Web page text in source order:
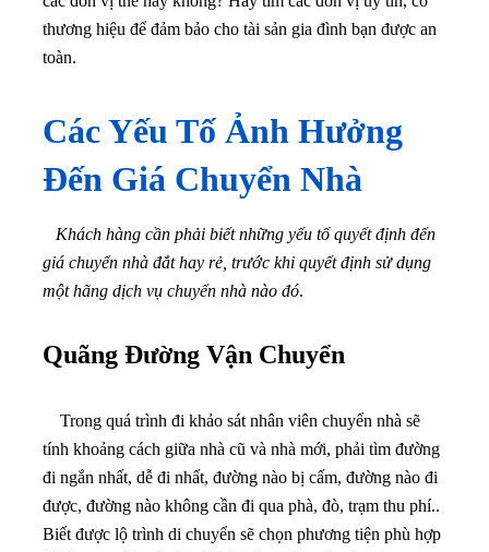
thương hiệu để đảm bảo cho tài sản gia đình bạn được an
toàn.
Các Yếu Tố Ảnh Hưởng
Đến Giá Chuyển Nhà
Khách hàng cần phải biết những yếu tố quyết định đến
giá chuyển nhà đắt hay rẻ, trước khi quyết định sử dụng
một hãng dịch vụ chuyển nhà nào đó.
Quãng Đường Vận Chuyển
Trong quá trình đi khảo sát nhân viên chuyển nhà sẽ
tính khoảng cách giữa nhà cũ và nhà mới, phải tìm đường
đi ngắn nhất, dễ đi nhất, đường nào bị cấm, đường nào đi
được, đường nào không cần đi qua phà, đò, trạm thu phí..
Biết được lộ trình di chuyển sẽ chọn phương tiện phù hợp